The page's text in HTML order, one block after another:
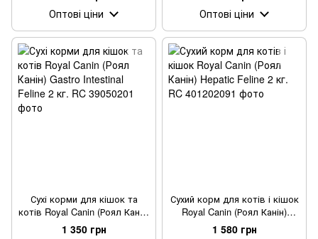
Оптові ціни
Оптові ціни
Сухі корми для кішок та
котів Royal Canin (Роял Канін)
Gastro Intestinal Feline 2 кг.
1 350 грн
Сухий корм для котів і кішок
Royal Canin (Роял Канін)
Hepatic Feline 2 кг.
1 580 грн